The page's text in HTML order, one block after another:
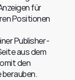
für
Positionen
Publisher-
aus dem
den
berauben.